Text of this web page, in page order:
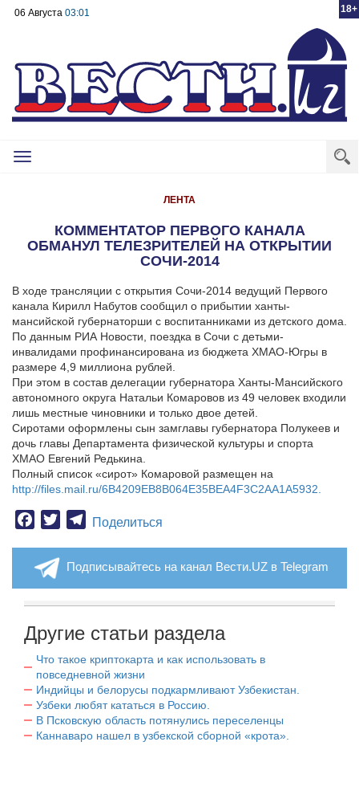
18+
06 Августа 03:01
Toggle
ЛЕНТА
КОММЕНТАТОР ПЕРВОГО КАНАЛА
ОБМАНУЛ ТЕЛЕЗРИТЕЛЕЙ НА ОТКРЫТИИ
СОЧИ-2014
В ходе трансляции с открытия Сочи-2014 ведущий Первого
канала Кирилл Набутов сообщил о прибытии ханты-
мансийской губернаторши с воспитанниками из детского дома.
По данным РИА Новости, поездка в Сочи с детьми-
инвалидами профинансирована из бюджета ХМАО-Югры в
размере 4,9 миллиона рублей.
При этом в состав делегации губернатора Ханты-Мансийского
автономного округа Натальи Комаровов из 49 человек входили
лишь местные чиновники и только двое детей.
Сиротами оформлены сын замглавы губернатора Полукеев и
дочь главы Департамента физической культуры и спорта
ХМАО Евгений Редькина.
Полный список «сирот» Комаровой размещен на
http://files.mail.ru/6B4209EB8B064E35BEA4F3C2AA1A5932.
Facebook
TwitterTelegram
Поделиться
Подписывайтесь на канал Вести.UZ в Telegram
Другие статьи раздела
Что такое криптокарта и как использовать в
повседневной жизни
Индийцы и белорусы подкармливают Узбекистан.
Узбеки любят кататься в Россию.
В Псковскую область потянулись переселенцы
Каннаваро нашел в узбекской сборной «крота».